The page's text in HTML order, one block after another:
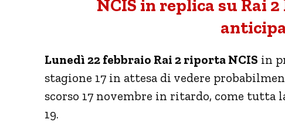
NCIS in replica su Rai
Lunedì 22 febbraio Rai 2 riporta NCIS in
stagione 17 in attesa di vedere
scorso 17 novembre in ritardo, come tutta
19.